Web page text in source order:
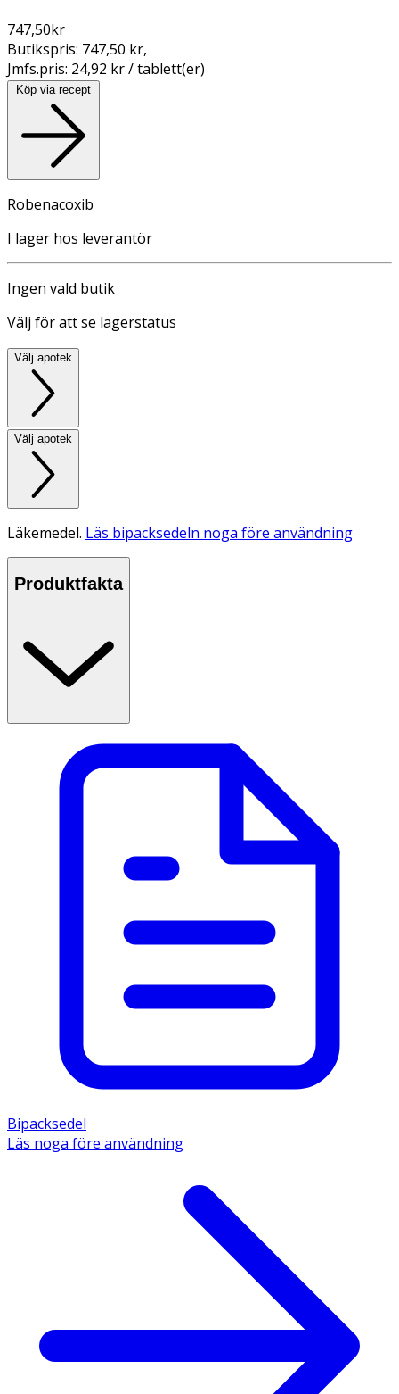
747,50kr
Butikspris: 747,50 kr,
Jmfs.pris: 24,92 kr / tablett(er)
Köp via recept
Robenacoxib
I lager hos leverantör
Ingen vald butik
Välj för att se lagerstatus
Välj apotek
Välj apotek
Läkemedel. Läs bipacksedeln noga före användning
Produktfakta
Bipacksedel
Läs noga före användning